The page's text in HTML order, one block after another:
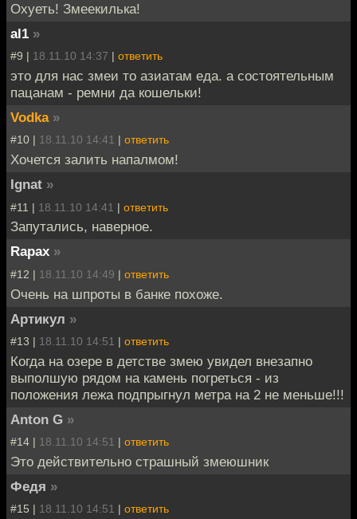
Охуеть! Змеекилька!
al1 »
#9 | 18.11.10 14:37 | ответить
это для нас змеи то азиатам еда. а состоятельным
пацанам - ремни да кошельки!
Vodka »
#10 | 18.11.10 14:41 | ответить
Хочется залить напалмом!
Ignat »
#11 | 18.11.10 14:41 | ответить
Запутались, наверное.
Rapax »
#12 | 18.11.10 14:49 | ответить
Очень на шпроты в банке похоже.
Артикул »
#13 | 18.11.10 14:51 | ответить
Когда на озере в детстве змею увидел внезапно
выполшую рядом на камень погреться - из
положения лежа подпрыгнул метра на 2 не меньше!!!
Anton G »
#14 | 18.11.10 14:51 | ответить
Это действительно страшный змеюшник
Федя »
#15 | 18.11.10 14:51 | ответить